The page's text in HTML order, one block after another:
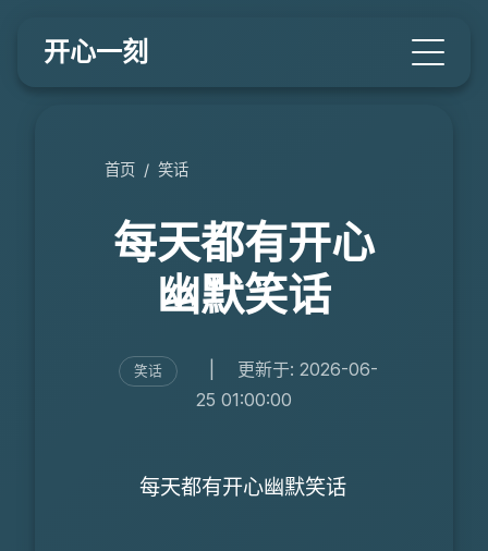
开心一刻
首页 / 笑话
每天都有开心
幽默笑话
笑话
更新于: 2026-06-
25 01:00:00
每天都有开心幽默笑话